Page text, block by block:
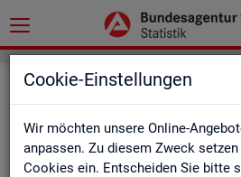
Cookie-Einstellungen
Wir möchten unsere Online-
anpassen. Zu diesem Zweck
Cookies ein. Entscheiden Sie bitte
Seite
Fel­der mit einem * sind Pflicht­fel­der
wer­den